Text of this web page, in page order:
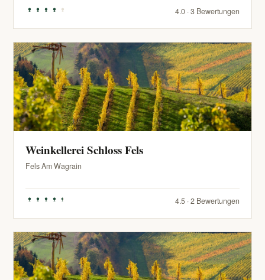
4.0 · 3 Bewertungen
Weinkellerei Schloss Fels
Fels Am Wagrain
4.5 · 2 Bewertungen